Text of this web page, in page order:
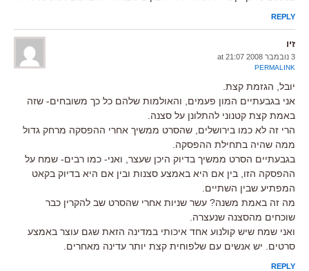
REPLY
זיו
3 נובמבר 2008 at 21:07
PERMALINK
יובל, הגזמת קצת.
אני בגבעתיים המון פעמים, והאולמות שלהם כל כך משובחים- שזה
באמת קצת קטנוני להתלונן על סצנה.
הרי זה לא כמו בירושלים, שהסרט ממשיך אחרי ההפסקה מרחק גדול
ממה שהיה בתחילת ההפסקה.
בגבעתיים הסרט ממשיך בדיוק היכן שעצר, ואני- כמו רבים- שמח על
ההפסקה הזו, בין אם היא באמצע סצנות ובין אם היא בדיוק בקאט
המפתיע שבין השתיים.
מה זה באמת משנה? עשר שניות אחרי שהסרט שב להקרין כבר
שוכחים מהסצנה שנעצרה.
ואני שמח שיש קולנוע אחד איכותי במדינה הזאת שגם עוצר באמצע
סרטים. יש אנשים עם שלפוחית קצת יותר עדינה מאחרים.
REPLY